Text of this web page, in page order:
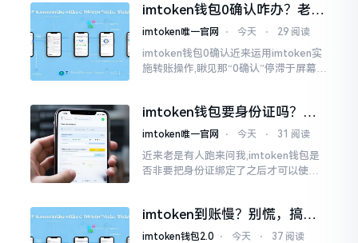
持。
imtoken钱包0确认咋办？老手
教你几招快速解决
imtoken唯一官网 ⋅ 今天 ⋅ 29 阅读
imtoken钱包0确认近来运用imtoken实
施转账操作,瞅见那“0确认”停滞于屏幕之
你仅有干巴巴等待其一途。
imtoken钱包要身份证吗？别
慌，看完这篇就懂了
imtoken唯一官网 ⋅ 今天 ⋅ 31 阅读
近来老是有人跑来问我,imtoken钱包是
否非要把身份证绑定了之后才可以使用
清楚了
imtoken到账慢？别慌，搞懂
这几点比啥都强
imtoken钱包2.0 ⋅ 今天 ⋅ 37 阅读